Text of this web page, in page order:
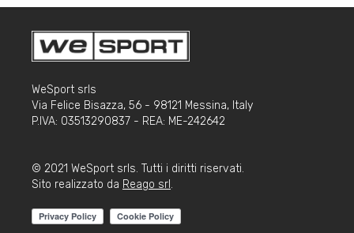
WeSport srls
Via Felice Bisazza, 56 - 98121 Messina, Italy
P.IVA: 03513290837 - REA: ME-242642
© 2021 WeSport srls. Tutti i diritti riservati.
Sito realizzato da Reago srl .